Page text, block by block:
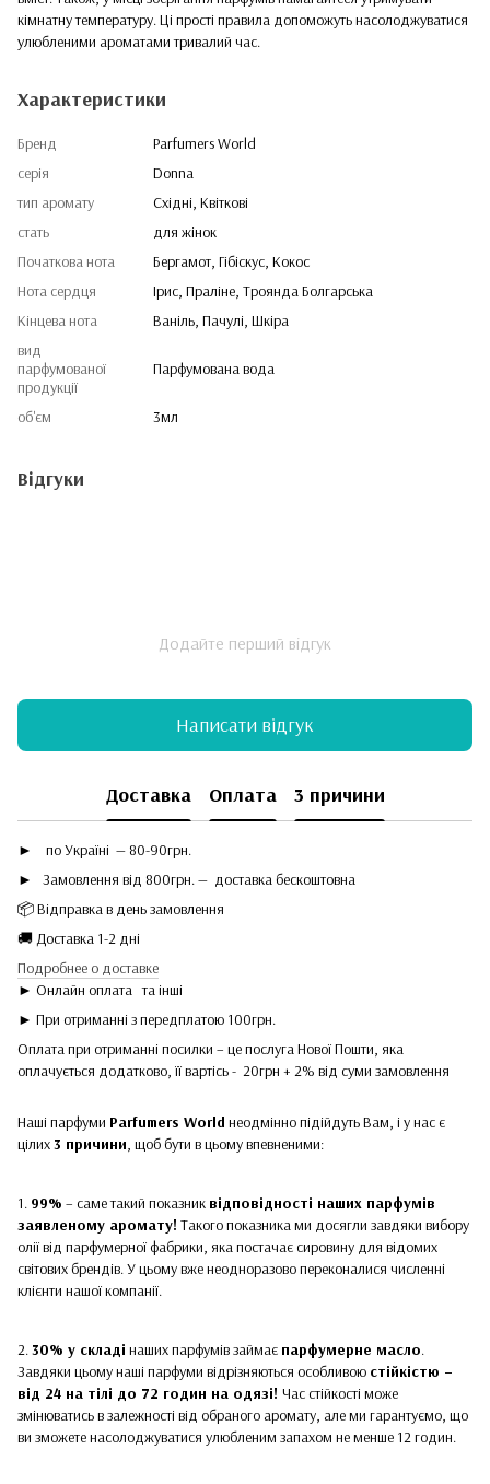
кімнатну температуру. Ці прості правила допоможуть насолоджуватися
улюбленими ароматами тривалий час.
Характеристики
Бренд
Parfumers World
серія
Donna
тип аромату
Східні, Квіткові
стать
для жінок
Початкова нота
Бергамот, Гібіскус, Кокос
Нота сердця
Ірис, Праліне, Троянда Болгарська
Кінцева нота
Ваніль, Пачулі, Шкіра
вид
парфумованої
продукції
Парфумована вода
об'єм 3мл
Відгуки
Додайте перший відгук
Написати відгук
Доставка Оплата 3 причини
►
по Україні — 80-90грн.
► Замовлення від 800грн. — доставка бескоштовна
📦 Відправка в день замовлення
🚚 Доставка 1-2 дні
Подробнее о доставке
► Онлайн оплата та інші
► При отриманні з передплатою 100грн.
Оплата при отриманні посилки – це послуга Нової Пошти, яка
оплачується додатково, її вартісь - 20грн + 2% від суми замовлення
Наші парфуми Parfumers World неодмінно підійдуть Вам, і у нас є
цілих3 причини , щоб бути в цьому впевненими:
1. 99% – саме такий показник відповідності наших парфумів
заявленому аромату! Такого показника ми досягли завдяки вибору
олії від парфумерної фабрики, яка постачає сировину для відомих
світових брендів. У цьому вже неодноразово переконалися численні
клієнти нашої компанії.
2. 30% у складі наших парфумів займає парфумерне масло.
Завдяки цьому наші парфуми відрізняються особливою стійкістю –
від 24 на тілі до 72 годин на одязі! Час стійкості може
змінюватись в залежності від обраного аромату, але ми гарантуємо, що
ви зможете насолоджуватися улюбленим запахом не менше 12 годин.